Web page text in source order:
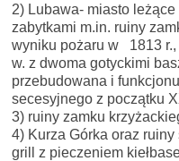
2) Lubawa- miasto
zabytkami m.in. ruiny
wyniku pożaru w 1813 r.,
w. z dwoma gotyckimi
przebudowana i
secesyjnego z początku
3) ruiny zamku
4) Kurza Górka oraz
grill z pieczeniem